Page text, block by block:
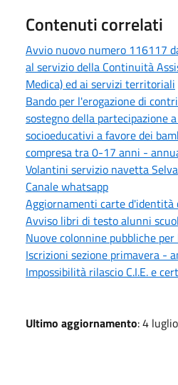
Contenuti correlati
Avvio nuovo numero 116117
al servizio della Continuità
Medica) ed ai servizi territoriali
Bando per l'erogazione di
sostegno della partecipazione
socioeducativi a favore dei
compresa tra 0-17 anni -
Volantini servizio navetta
Canale whatsapp
Aggiornamenti carte d'identità
Avviso libri di testo alunni
Nuove colonnine pubbliche
Iscrizioni sezione primavera -
Impossibilità rilascio C.I.E. e
Ultimo aggiornamento: 4